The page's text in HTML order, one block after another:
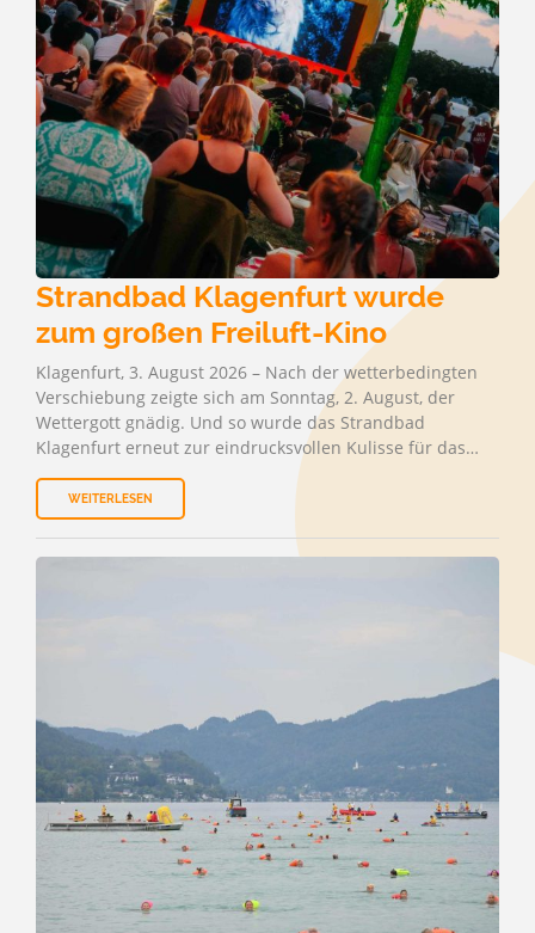
Strandbad Klagenfurt wurde
zum großen Freiluft-Kino
Klagenfurt, 3. August 2026 – Nach der wetterbedingten
Verschiebung zeigte sich am Sonntag, 2. August, der
Wettergott gnädig. Und so wurde das Strandbad
Klagenfurt erneut zur eindrucksvollen Kulisse für das…
WEITERLESEN